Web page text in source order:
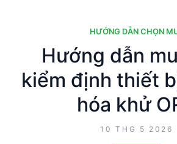
HƯỚNG DẪN CHỌN
Hướng dẫn
kiểm định thiết
hóa khử
10 THG 5 2026